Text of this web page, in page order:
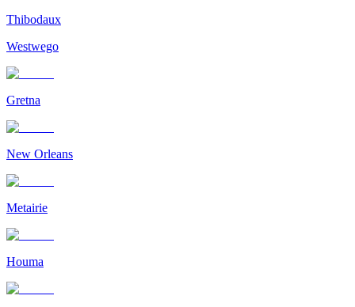
Thibodaux
Westwego
Gretna
New Orleans
Metairie
Houma